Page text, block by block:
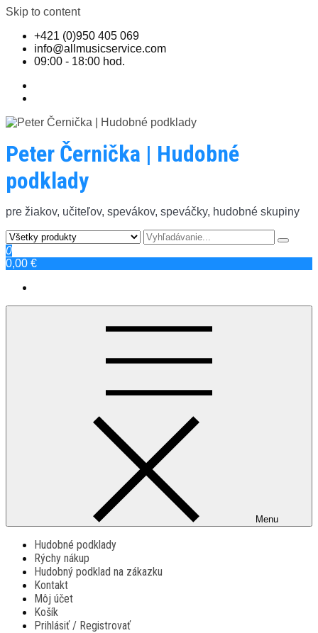
Skip to content
+421 (0)950 405 069
info@allmusicservice.com
09:00 - 18:00 hod.
Peter Černička | Hudobné
podklady
pre žiakov, učiteľov, spevákov, speváčky, hudobné skupiny
0
0,00 €
Menu
Hudobné podklady
Rýchy nákup
Hudobný podklad na zákazku
Kontakt
Môj účet
Košík
Prihlásiť / Registrovať